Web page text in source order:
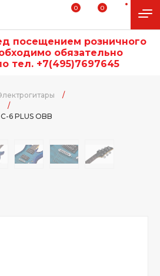
0 0
посещением розничного
обязательно
тел. +7(495)7697645
/
/
6 PLUS OBB